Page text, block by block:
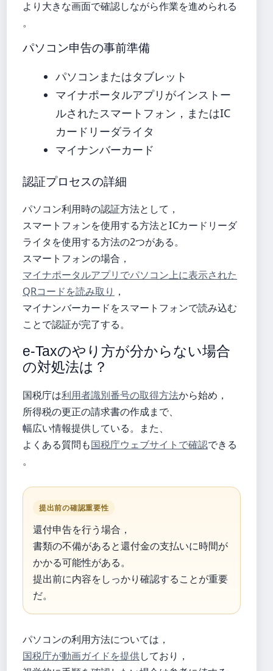
より大きな画面で確認しながら作業を進められる
。
パソコン申告の事前準備
パソコンまたはタブレット
マイナポータルアプリがインストー
ルされたスマートフォン，またはIC
カードリーダライタ
マイナンバーカード
認証プロセスの詳細
パソコン利用時の認証方法として，
スマートフォンを使用する方法とICカードリーダ
ライタを使用する方法の2つがある。
スマートフォンの場合，
マイナポータルアプリでパソコン上に表示された
QRコードを読み取り ，
マイナンバーカードをスマートフォンで読み込む
ことで認証が完了する。
e-Taxのやり方が分からない場合
の対処法は？
国税庁は利用者識別番号の取得方法から始め，
所得税の更正の請求書の作成まで、
幅広い情報提供している。また、
よくある質問も国税庁ウェブサイトで確認できる
。
提出前の確認重要性
還付申告を行う場合，
書類の不備があると還付金の支払いに時間が
かかる可能性がある。
提出前に内容をしっかり確認することが重要
だ。
パソコンの利用方法については，
国税庁が動画ガイドを提供しており，